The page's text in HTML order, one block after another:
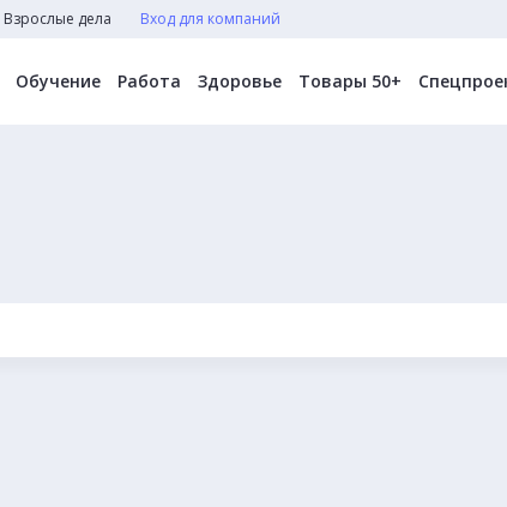
Взрослые дела Вход для компаний
Обучение Работа Здоровье Товары 50+